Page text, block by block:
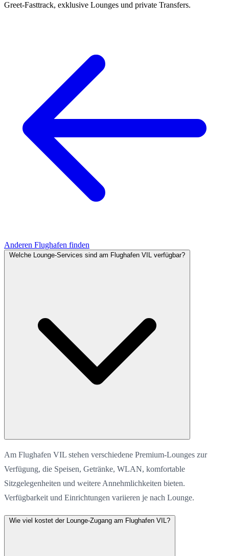
Greet-Fasttrack, exklusive Lounges und private Transfers.
Anderen Flughafen finden
Welche Lounge-Services sind am Flughafen VIL verfügbar?
Am Flughafen VIL stehen verschiedene Premium-Lounges zur
Verfügung, die Speisen, Getränke, WLAN, komfortable
Sitzgelegenheiten und weitere Annehmlichkeiten bieten.
Verfügbarkeit und Einrichtungen variieren je nach Lounge.
Wie viel kostet der Lounge-Zugang am Flughafen VIL?